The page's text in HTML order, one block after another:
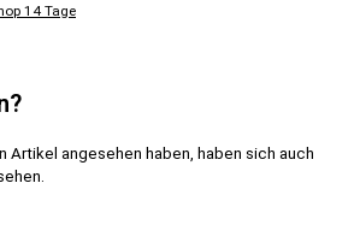
14 Tage
Artikel angesehen haben, haben sich auch